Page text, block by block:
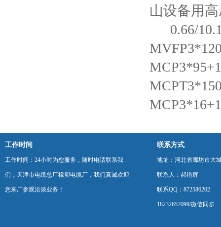
山设备用
0.66/
工作时间
工作时间：24小时为您服务，随时电话联系我
们，天津市电缆总厂橡塑电缆厂，我们真诚欢迎
您来厂参观洽谈业务！
联系方式
地址：河北省廊坊市大
联系人：郝艳辉
联系QQ：872586202
18232657099/微信同步